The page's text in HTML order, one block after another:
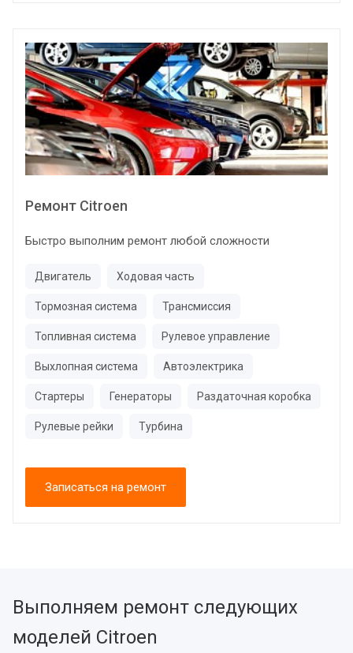
Ремонт Citroen
Быстро выполним ремонт любой сложности
Двигатель Ходовая часть
Тормозная система Трансмиссия
Топливная система Рулевое управление
Выхлопная система Автоэлектрика
Стартеры Генераторы Раздаточная коробка
Рулевые рейки Турбина
Записаться на ремонт
Выполняем ремонт следующих
моделей Citroen